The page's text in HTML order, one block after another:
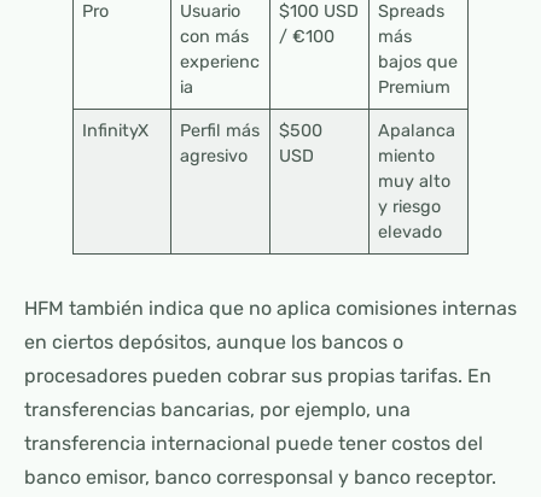
Pro
Usuario
con más
experienc
ia
$100 USD
/ €100
Spreads
más
bajos que
Premium
InfinityX
Perfil más
agresivo
$500
USD
Apalanca
miento
muy alto
y riesgo
elevado
HFM también indica que no aplica comisiones internas
en ciertos depósitos, aunque los bancos o
procesadores pueden cobrar sus propias tarifas. En
transferencias bancarias, por ejemplo, una
transferencia internacional puede tener costos del
banco emisor, banco corresponsal y banco receptor.